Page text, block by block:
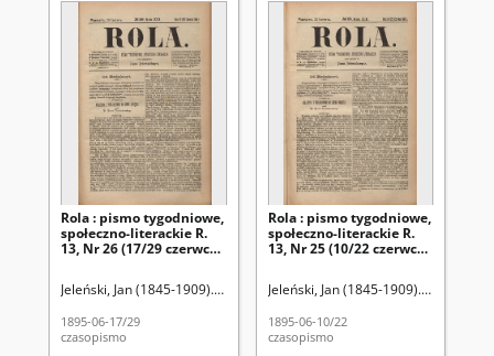
Rola : pismo tygodniowe,
społeczno-literackie R.
13, Nr 26 (17/29 czerwca
Jeleński, Jan (1845-1909). Red.
1895-06-17/29
czasopismo
Rola : pismo tygodniowe,
społeczno-literackie R.
13, Nr 25 (10/22 czerwca
Jeleński, Jan (1845-1909). Red.
1895-06-10/22
czasopismo